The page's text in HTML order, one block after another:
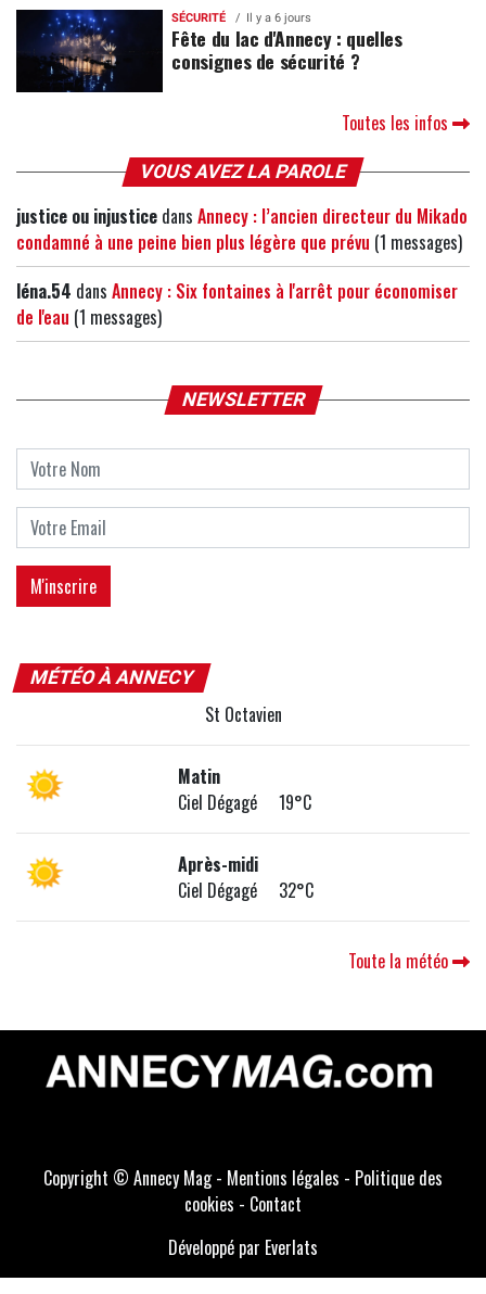
SÉCURITÉ Il y a 6 jours
Fête du lac d'Annecy : quelles
consignes de sécurité ?
Toutes les infos
VOUS AVEZ LA PAROLE
justice ou injustice dans Annecy : l’ancien directeur du Mikado
condamné à une peine bien plus légère que prévu (1 messages)
léna.54 dans Annecy : Six fontaines à l'arrêt pour économiser
de l'eau (1 messages)
NEWSLETTER
MÉTÉO À ANNECY
St Octavien
Matin
Ciel Dégagé 19°C
Après-midi
Ciel Dégagé 32°C
Toute la météo
Copyright © Annecy Mag - Mentions légales - Politique des
cookies - Contact
Développé par Everlats